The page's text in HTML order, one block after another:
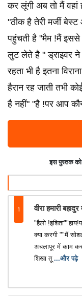
कर लूंगी अब तो मैं
"ठीक है तेरी मर्जी
पहुंचती है "मैम !मैं
लुट लेते है " ड्राइवर
रहता भी है इतना
हैरान रह जाती तभी
है नहीं" "है !पर आप
इस पुस्तक
1 वीरा हमारी
"हैलो
क्या करगी ""मैं
अचलापूर में काम
शिखा तू ...और पढ़े